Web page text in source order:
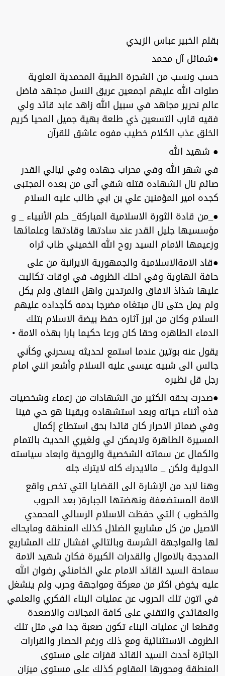
بقلم الخبير عباس الزيدي
●شمائل آل محمد
حسب ونسب من الشجرة الطيبة المحمدية العلوية
صلوات الله عليهم اجمعين عريق النسل مجتهد فاضل
عالم نحرير مجاهد في سبيل الله زاهد عابد قائد ولي
فقيه قارب التسعين ذي طلعة بهية جميل المحيا كريم
الخلق عذب الكلام خطيب مفوه عاشق للقرآن
● شهيد الله
في شهر الله وفي محراب جهاده وفي ليالي القدر
صائم نال الشهاده قتله شقي أتى من بعده المجتبى
كجده امير المؤمنين علي بن ابي طالب عليه السلام
●_من قادة الثورة الاسلامية المباركة_ حلم الأنبياء _ و
مؤسسيها جليل القدر عند سادتها وقادتها وعلمائها
وزعيمها الامام السيد روح الله الخميني طاب ثراه
●قاد الامةالاسلامية والجمهورية الايرانبة من على
حافة الهاوية وفي احلك الظروف في اوقات تكالبت
عليها شذاذ الافاق والمرتدين واهل النفاق ولم يكل
ولم يمل حتى نال مبتغاه مضرجا بدمه كأجداده عليهم
السلام وكان من ابرز آثاره حفظ بيضة الاسلام بتلك
الدماء الطاهره وحقا كان ورعا حكيما بارا بهذه الامة •
يقول عنه بوتين عندما استمع لحديثه يسحرني وكأني
جالس الى شبيه عيسى عليه السلام وأشعر انني امام
رجل قل نظيره
●صدرت بحقه الكثير من الشهادات من زعماء وشخصيات
فذه أثناء حياته وبعد استشهاده ويقينا هو حي فينا
وفي ضمائر الاحرار كان قائدا بحق استطاع إكمال
المسيرة الطاهرة ولايمكن لي ولغيري الحديث بالتمام
والكمال عن سماته الشخصية والروحية وابعاد سياسته
الدولية ولكن _ مالايدرك كله لايترك جله
وهنا لابد من الإشارة الى القضايا التي تخص واقع
الامة المستضعفة ونهضتها الجبارة( بعد الحروب
والخطوب ) التي حفظت الاسلام الرسالي المحمدي
الاصيل من كل مشاريع الضلال كذلك المنطقة ومايحاك
لها والمواجهة الشرسة وبالتالي افشال تلك المشاريع
المدججة بالاموال والقدرات الكبيرة فكان شهيد الامة
سماحة السيد القائد الامام علي الخامنئي رضوان الله
عليه يخوض اكثر من معركة ومواجهة وحرب ولم ينشغل
في اتون تلك الحروب عن عمليات البناء الفكري والعلمي
والعقائدي والتقني على كافة المجالات والاصعدة
وقطعا ان عمليات البناء تكون صعبة جدا في مثل تلك
الظروف الاستثنائية ومع ذلك ورغم الحصار والقرارات
الجائرة أحدث السيد القائد قفزات على مستوى
المنطقة ومحورها المقاوم كذلك على مستوى ميزان